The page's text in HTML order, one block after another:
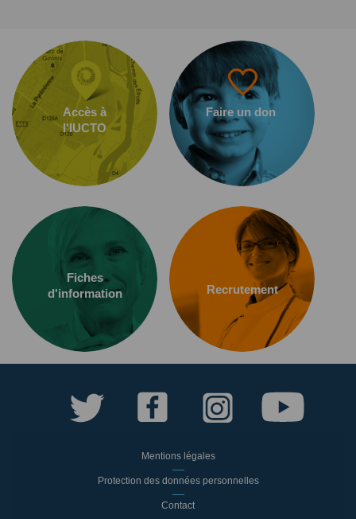
Accès à
l'IUCTO
Faire un don
Fiches
d'information
Recrutement
Mentions légales
Protection des données personnelles
Contact